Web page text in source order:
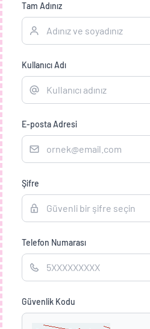
Tam Adınız
Kullanıcı Adı
E-posta Adresi
Şifre
Telefon Numarası
Güvenlik Kodu